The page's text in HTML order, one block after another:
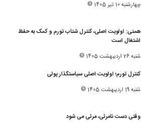
چهارشنبه 10 تیر 1405
همتی: اولویت اصلی، کنترل شتاب تورم و کمک به حفظ
اشتغال است
شنبه 26 اردیبهشت 1405
کنترل تورم؛ اولویت اصلی سیاستگذار پولی
شنبه 19 اردیبهشت 1405
وقتی دست نامرئی، مرئی می شود